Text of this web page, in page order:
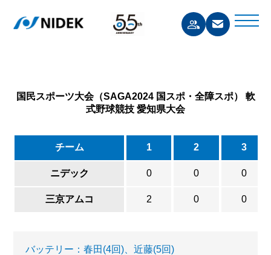
国民スポーツ大会（SAGA2024 国スポ・全障スポ） 軟
式野球競技 愛知県大会
チーム 1 2 3
ニデック 0 0 0
三京アムコ 2 0 0
バッテリー：春田(4回)、近藤(5回)